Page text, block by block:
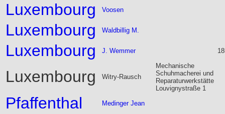
Luxembourg Voosen
Luxembourg Waldbillig M.
Luxembourg J. Wemmer
Luxembourg Witry-Rausch
Mechanische
Schuhmacherei und
Reparaturwerkstätte
Louvignystraße 1
Pfaffenthal Medinger Jean